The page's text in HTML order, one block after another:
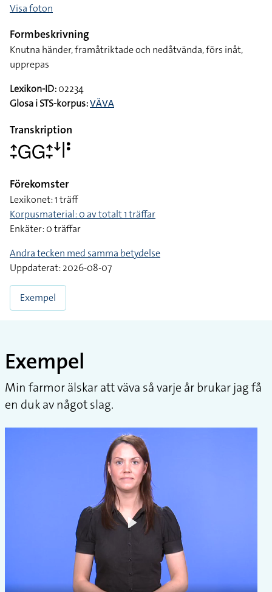
Visa foton
Formbeskrivning
Knutna händer, framåtriktade och nedåtvända, förs inåt,
upprepas
Lexikon-ID:02234
Glosa i STS-korpus:VÄVA
Transkription
􌤴􌥙􌤦􌤦􌤴􌥙􌦄􌥼􌥻
Förekomster
Lexikonet: 1 träff
Korpusmaterial: 0 av totalt 1 träffar
Enkäter: 0 träffar
Andra tecken med samma betydelse
Uppdaterat: 2026-08-07
Exempel
Exempel
Min farmor älskar att väva så varje år brukar jag få
en duk av något slag.
Play